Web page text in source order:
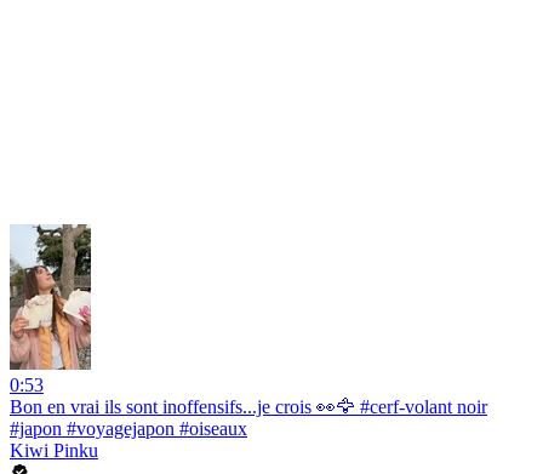
0:53
Bon en vrai ils sont inoffensifs...je crois 👀🦅 #cerf-volant noir
#japon #voyagejapon #oiseaux
Kiwi Pinku